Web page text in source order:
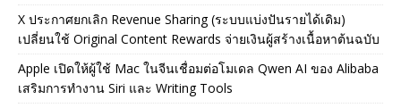
X ประกาศยกเลิก Revenue Sharing (ระบบแบ่งปันรายได้เดิม)
เปลี่ยนใช้ Original Content Rewards จ่ายเงินผู้สร้างเนื้อหาต้นฉบับ
Apple เปิดให้ผู้ใช้ Mac ในจีนเชื่อมต่อโมเดล Qwen AI ของ Alibaba
เสริมการทำงาน Siri และ Writing Tools